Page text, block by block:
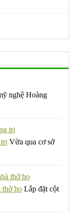
nghệ Hoàng
Vừa qua cơ sở
thờ họ Lắp đặt cột